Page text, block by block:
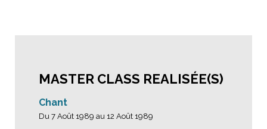
MASTER CLASS REALISÉE(S)
Chant
Du 7 Août 1989 au 12 Août 1989